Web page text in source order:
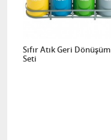
Sıfır Atık Geri Dönüşüm
Seti